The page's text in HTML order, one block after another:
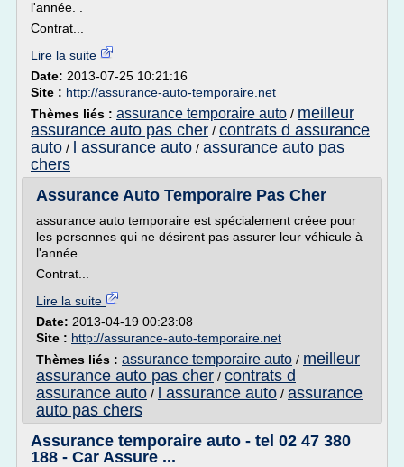
l'année. .
Contrat...
Lire la suite
Date: 2013-07-25 10:21:16
Site : http://assurance-auto-temporaire.net
Thèmes liés : assurance temporaire auto / meilleur
assurance auto pas cher / contrats d assurance
auto / l assurance auto / assurance auto pas
chers
Assurance Auto Temporaire Pas Cher
assurance auto temporaire est spécialement créee pour
les personnes qui ne désirent pas assurer leur véhicule à
l'année. .
Contrat...
Lire la suite
Date: 2013-04-19 00:23:08
Site : http://assurance-auto-temporaire.net
Thèmes liés : assurance temporaire auto / meilleur
assurance auto pas cher / contrats d
assurance auto / l assurance auto / assurance
auto pas chers
Assurance temporaire auto - tel 02 47 380
188 - Car Assure ...